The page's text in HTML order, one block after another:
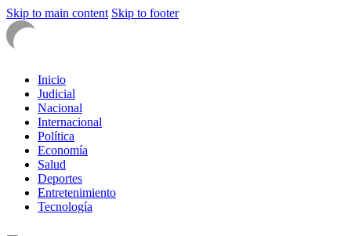
Skip to main content Skip to footer
Inicio
Judicial
Nacional
Internacional
Política
Economía
Salud
Deportes
Entretenimiento
Tecnología